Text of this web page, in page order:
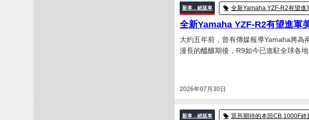
新車．絕版車 全新Yamaha YZF-R2有望進
全新Yamaha YZF-R2有望進軍
2026年07月30日
大約五年前，曾有傳媒報導Yamaha將
漫長的醞釀期後，R9如今已進駐全球各
新車．絕版車 眾所期待的本田CB 1000F終